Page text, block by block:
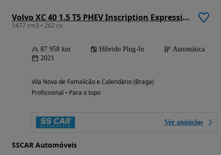
Volvo XC 40 1.5 T5 PHEV Inscription Expression
1477 cm3 • 262 cv
87 958 km Híbrido Plug-In
Automática
2021
Vila Nova de Famalicão e Calendário (Braga)
Profissional • Para o topo
Ver anúncios
SSCAR Automóveis